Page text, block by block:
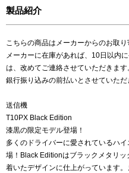
製品紹介
こちらの商品はメーカーからのお取り
メーカーに在庫があれば、10日以内
は、改めてご連絡させていただきま
銀行振り込みの前払いとさせていただ
送信機
T10PX Black Edition
漆黒の限定モデル登場！
多くのドライバーに愛されているハ
場！Black Editionはブラックメタリ
着いたデザインに仕上がっています